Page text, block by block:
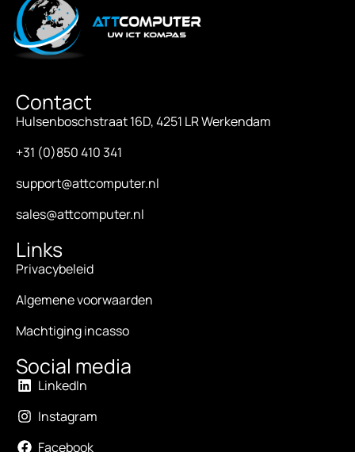
Contact
Hulsenboschstraat 16D, 4251 LR Werkendam
+31 (0)850 410 341
support@attcomputer.nl
sales@attcomputer.nl
Links
Privacybeleid
Algemene voorwaarden
Machtiging incasso
Social media
LinkedIn
Instagram
Facebook